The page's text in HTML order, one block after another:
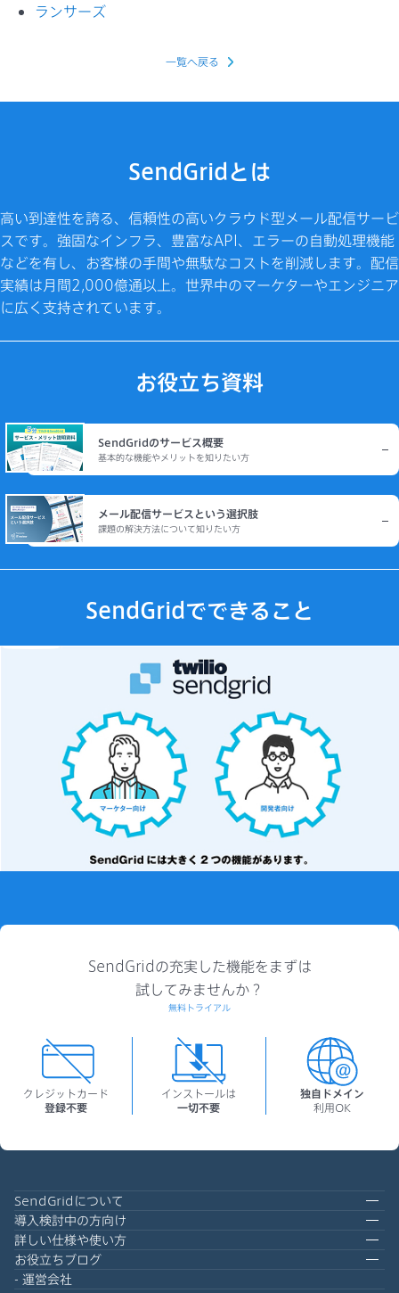
ランサーズ
一覧へ戻る
SendGridとは
高い到達性を誇る、信頼性の高いクラウド型メール配信サービ
スです。強固なインフラ、豊富なAPI、エラーの自動処理機能
などを有し、お客様の手間や無駄なコストを削減します。配信
実績は月間2,000億通以上。世界中のマーケターやエンジニア
に広く支持されています。
お役立ち資料
SendGridのサービス概要
基本的な機能やメリットを知りたい方
メール配信サービスという選択肢
課題の解決方法について知りたい方
SendGridでできること
クレジットカード
登録不要
インストールは
一切不要
独自ドメイン
利用OK
SendGridの充実した機能をまずは
試してみませんか？
無料トライアル
SendGridについて
導入検討中の方向け
詳しい仕様や使い方
お役立ちブログ
運営会社